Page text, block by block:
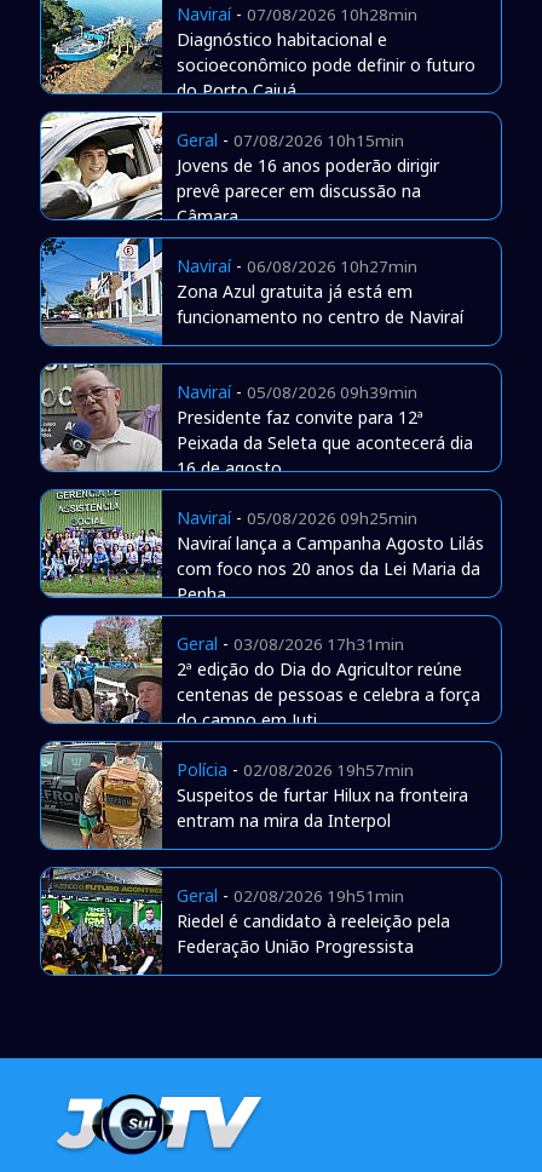
Naviraí- 07/08/2026 10h28min
Diagnóstico habitacional e
socioeconômico pode definir o futuro
do Porto Caiuá
Geral - 07/08/2026 10h15min
Jovens de 16 anos poderão dirigir
prevê parecer em discussão na
Câmara
Naviraí- 06/08/2026 10h27min
Zona Azul gratuita já está em
funcionamento no centro de Naviraí
Naviraí- 05/08/2026 09h39min
Presidente faz convite para 12ª
Peixada da Seleta que acontecerá dia
16 de agosto
Naviraí- 05/08/2026 09h25min
Naviraí lança a Campanha Agosto Lilás
com foco nos 20 anos da Lei Maria da
Penha
Geral - 03/08/2026 17h31min
2ª edição do Dia do Agricultor reúne
centenas de pessoas e celebra a força
do campo em Juti
Polícia - 02/08/2026 19h57min
Suspeitos de furtar Hilux na fronteira
entram na mira da Interpol
Geral - 02/08/2026 19h51min
Riedel é candidato à reeleição pela
Federação União Progressista